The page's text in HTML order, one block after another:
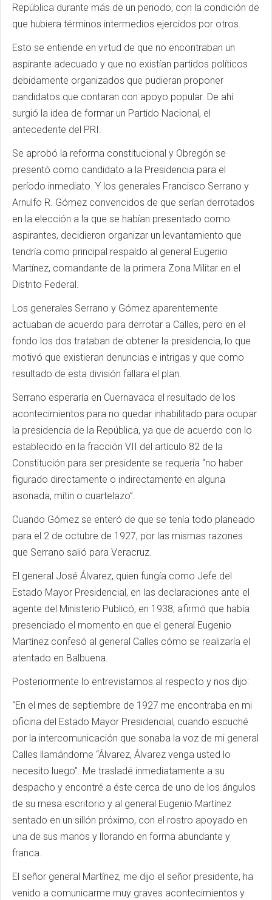
República durante más de un periodo, con la condición de
que hubiera términos intermedios ejercidos por otros.
Esto se entiende en virtud de que no encontraban un
aspirante adecuado y que no existían partidos políticos
debidamente organizados que pudieran proponer
candidatos que contaran con apoyo popular. De ahí
surgió la idea de formar un Partido Nacional, el
antecedente del PRI.
Se aprobó la reforma constitucional y Obregón se
presentó como candidato a la Presidencia para el
período inmediato. Y los generales Francisco Serrano y
Arnulfo R. Gómez convencidos de que serían derrotados
en la elección a la que se habían presentado como
aspirantes, decidieron organizar un levantamiento que
tendría como principal respaldo al general Eugenio
Martínez, comandante de la primera Zona Militar en el
Distrito Federal.
Los generales Serrano y Gómez aparentemente
actuaban de acuerdo para derrotar a Calles, pero en el
fondo los dos trataban de obtener la presidencia, lo que
motivó que existieran denuncias e intrigas y que como
resultado de esta división fallara el plan.
Serrano esperaría en Cuernavaca el resultado de los
acontecimientos para no quedar inhabilitado para ocupar
la presidencia de la República, ya que de acuerdo con lo
establecido en la fracción VII del artículo 82 de la
Constitución para ser presidente se requería “no haber
figurado directamente o indirectamente en alguna
asonada, mítin o cuartelazo”.
Cuando Gómez se enteró de que se tenía todo planeado
para el 2 de octubre de 1927, por las mismas razones
que Serrano salió para Veracruz.
El general José Álvarez, quien fungía como Jefe del
Estado Mayor Presidencial, en las declaraciones ante el
agente del Ministerio Publicó, en 1938, afirmó que había
presenciado el momento en que el general Eugenio
Martínez confesó al general Calles cómo se realizaría el
atentado en Balbuena.
Posteriormente lo entrevistamos al respecto y nos dijo:
“En el mes de septiembre de 1927 me encontraba en mi
oficina del Estado Mayor Presidencial, cuando escuché
por la intercomunicación que sonaba la voz de mi general
Calles llamándome “Álvarez, Álvarez venga usted lo
necesito luego”. Me trasladé inmediatamente a su
despacho y encontré a éste cerca de uno de los ángulos
de su mesa escritorio y al general Eugenio Martínez
sentado en un sillón próximo, con el rostro apoyado en
una de sus manos y llorando en forma abundante y
franca.
El señor general Martínez, me dijo el señor presidente, ha
venido a comunicarme muy graves acontecimientos y